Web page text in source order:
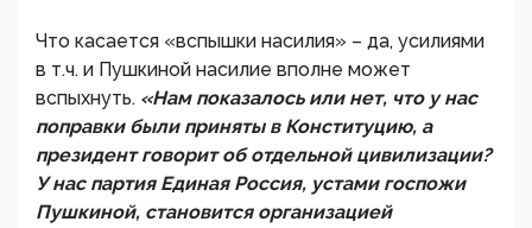
Что касается «вспышки насилия» – да, усилиями
в т.ч. и Пушкиной насилие вполне может
вспыхнуть. «Нам показалось или нет, что у нас
поправки были приняты в Конституцию, а
президент говорит об отдельной цивилизации?
У нас партия Единая Россия, устами госпожи
Пушкиной, становится организацией